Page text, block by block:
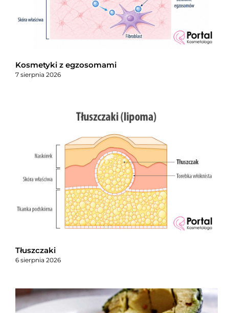
Kosmetyki z egzosomami
7 sierpnia 2026
Tłuszczaki
6 sierpnia 2026